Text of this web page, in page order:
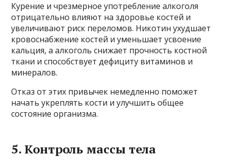
Курение и чрезмерное употребление алкоголя
отрицательно влияют на здоровье костей и
увеличивают риск переломов. Никотин ухудшает
кровоснабжение костей и уменьшает усвоение
кальция, а алкоголь снижает прочность костной
ткани и способствует дефициту витаминов и
минералов.
Отказ от этих привычек немедленно поможет
начать укреплять кости и улучшить общее
состояние организма.
5. Контроль массы тела